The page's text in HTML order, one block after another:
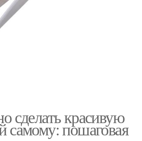
сделать красивую
самому: пошаговая